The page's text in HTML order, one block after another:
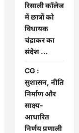
रिसाली कॉलेज
में छात्रों को
विधायक
चंद्राकर का
संदेश …
CG :
सुशासन, नीति
निर्माण और
साक्ष्य-
आधारित
निर्णय प्रणाली